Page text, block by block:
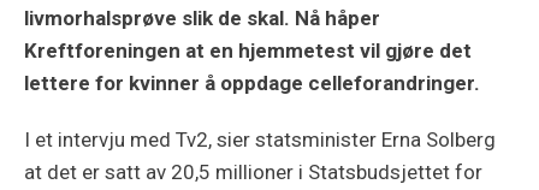
livmorhalsprøve slik de skal. Nå håper
Kreftforeningen at en hjemmetest vil gjøre det
lettere for kvinner å oppdage celleforandringer.
I et intervju med Tv2, sier statsminister Erna Solberg
at det er satt av 20,5 millioner i Statsbudsjettet for